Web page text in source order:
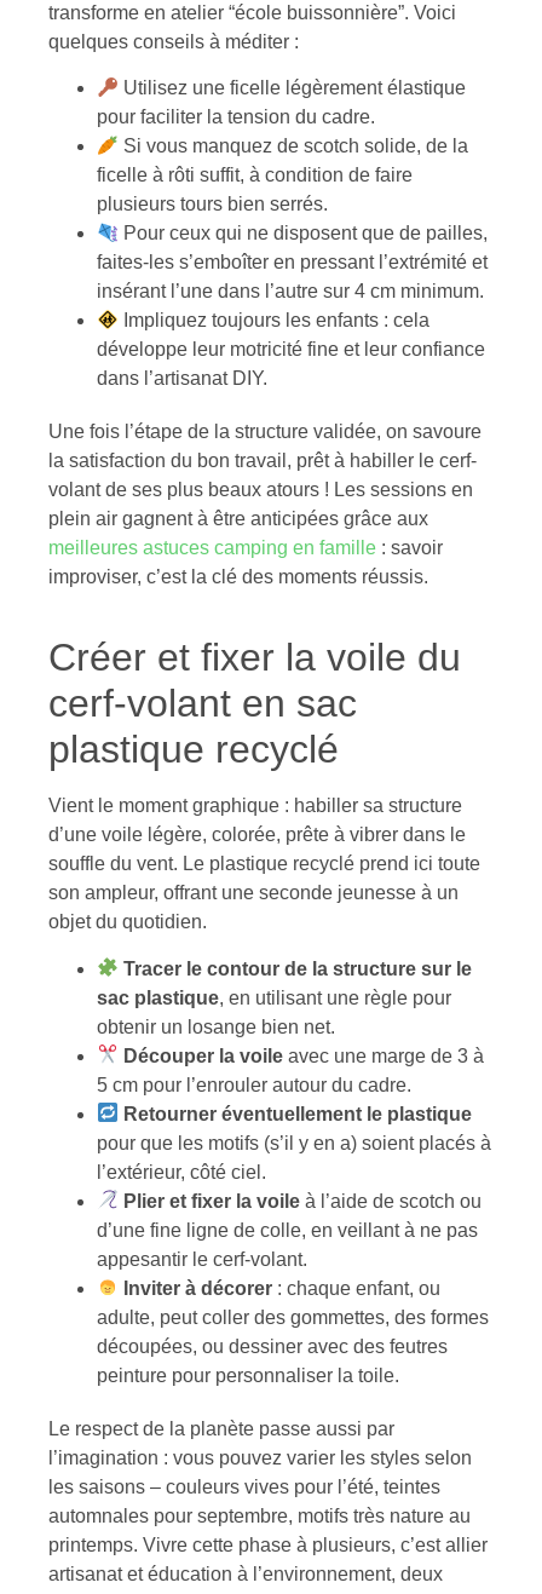
transforme en atelier “école buissonnière”. Voici
quelques conseils à méditer :
Utilisez une ficelle légèrement élastique
pour faciliter la tension du cadre.
Si vous manquez de scotch solide, de la
ficelle à rôti suffit, à condition de faire
plusieurs tours bien serrés.
Pour ceux qui ne disposent que de pailles,
faites-les s’emboîter en pressant l’extrémité et
insérant l’une dans l’autre sur 4 cm minimum.
Impliquez toujours les enfants : cela
développe leur motricité fine et leur confiance
dans l’artisanat DIY.
Une fois l’étape de la structure validée, on savoure
la satisfaction du bon travail, prêt à habiller le cerf-
volant de ses plus beaux atours ! Les sessions en
plein air gagnent à être anticipées grâce aux
meilleures astuces camping en famille : savoir
improviser, c’est la clé des moments réussis.
Créer et fixer la voile du
cerf-volant en sac
plastique recyclé
Vient le moment graphique : habiller sa structure
d’une voile légère, colorée, prête à vibrer dans le
souffle du vent. Le plastique recyclé prend ici toute
son ampleur, offrant une seconde jeunesse à un
objet du quotidien.
Tracer le contour de la structure sur le
sac plastique, en utilisant une règle pour
obtenir un losange bien net.
Découper la voile avec une marge de 3 à
5 cm pour l’enrouler autour du cadre.
Retourner éventuellement le plastique
pour que les motifs (s’il y en a) soient placés à
l’extérieur, côté ciel.
Plier et fixer la voile à l’aide de scotch ou
d’une fine ligne de colle, en veillant à ne pas
appesantir le cerf-volant.
Inviter à décorer : chaque enfant, ou
adulte, peut coller des gommettes, des formes
découpées, ou dessiner avec des feutres
peinture pour personnaliser la toile.
Le respect de la planète passe aussi par
l’imagination : vous pouvez varier les styles selon
les saisons – couleurs vives pour l’été, teintes
automnales pour septembre, motifs très nature au
printemps. Vivre cette phase à plusieurs, c’est allier
artisanat et éducation à l’environnement, deux